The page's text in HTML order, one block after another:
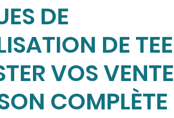
DE
DE
VOS
COMPLÈTE